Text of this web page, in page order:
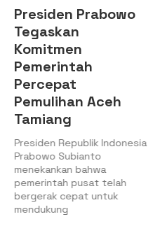
Presiden Prabowo
Tegaskan
Komitmen
Pemerintah
Percepat
Pemulihan Aceh
Tamiang
Presiden Republik Indonesia
Prabowo Subianto
menekankan bahwa
pemerintah pusat telah
bergerak cepat untuk
mendukung